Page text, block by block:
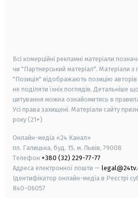
Всі комерційні рекламні матеріали
чи "Партнерський матеріал". Матеріали
"Позиція" відображають позицію
не поділяти їхніх поглядів. Детальніше
цитування можна ознайомитись в
Усі права захищені. Матеріали сайту
року (21+)
Онлайн-медіа «24 Канал»
пл. Галицька, буд. 15, м. Львів, 79008
Телефон +380 (32) 229-77-77
Адреса електронної пошти —
Ідентифікатор онлайн-медіа в Реєстрі
R40-06057